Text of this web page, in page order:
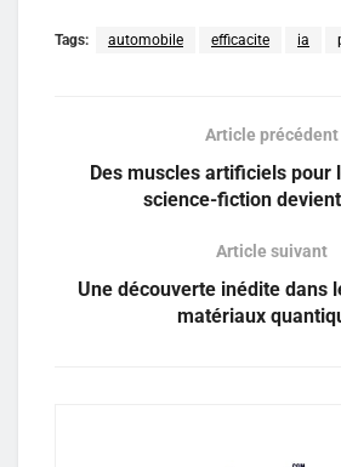
Tags: automobile efficacite ia
Article précédent
Des muscles artificiels pour
science-fiction
Article suivant
Une découverte inédite dans
matériaux